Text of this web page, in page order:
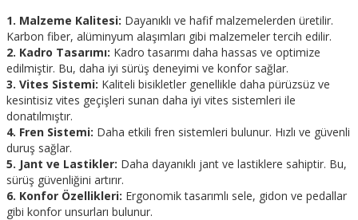
1. Malzeme Kalitesi: Dayanıklı ve hafif malzemelerden üretilir.
Karbon fiber, alüminyum alaşımları gibi malzemeler tercih edilir.
2. Kadro Tasarımı: Kadro tasarımı daha hassas ve optimize
edilmiştir. Bu, daha iyi sürüş deneyimi ve konfor sağlar.
3. Vites Sistemi: Kaliteli bisikletler genellikle daha pürüzsüz ve
kesintisiz vites geçişleri sunan daha iyi vites sistemleri ile
donatılmıştır.
4. Fren Sistemi: Daha etkili fren sistemleri bulunur. Hızlı ve güvenli
duruş sağlar.
5. Jant ve Lastikler: Daha dayanıklı jant ve lastiklere sahiptir. Bu,
sürüş güvenliğini artırır.
6. Konfor Özellikleri: Ergonomik tasarımlı sele, gidon ve pedallar
gibi konfor unsurları bulunur.